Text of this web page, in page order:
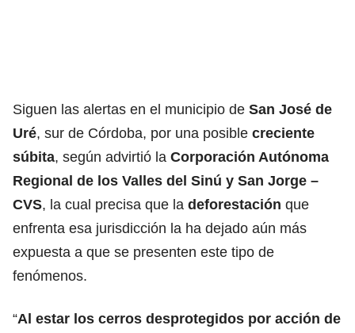
Siguen las alertas en el municipio de San José de
Uré, sur de Córdoba, por una posible creciente
súbita, según advirtió la Corporación Autónoma
Regional de los Valles del Sinú y San Jorge –
CVS, la cual precisa que la deforestación que
enfrenta esa jurisdicción la ha dejado aún más
expuesta a que se presenten este tipo de
fenómenos.
“Al estar los cerros desprotegidos por acción de